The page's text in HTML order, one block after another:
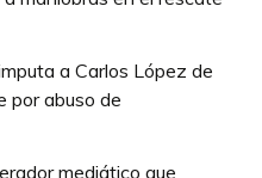
a Carlos López de
por abuso de
mediático que